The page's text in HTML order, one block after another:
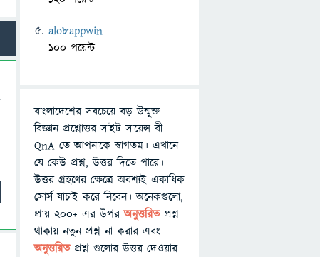
alo8appwin
100 পয়েন্ট
বাংলাদেশের সবচেয়ে বড় উন্মুক্ত
বিজ্ঞান প্রশ্নোত্তর সাইট সায়েন্স বী
QnA তে আপনাকে স্বাগতম। এখানে
যে কেউ প্রশ্ন, উত্তর দিতে পারে।
উত্তর গ্রহণের ক্ষেত্রে অবশ্যই একাধিক
সোর্স যাচাই করে নিবেন। অনেকগুলো,
প্রায় ২০০+ এর উপরঅনুত্তরিতপ্রশ্ন
থাকায় নতুন প্রশ্ন না করার এবং
অনুত্তরিত প্রশ্ন গুলোর উত্তর দেওয়ার